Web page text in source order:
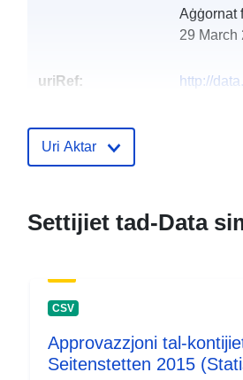
Aġġornat
29 March
uriRef:
http://
Uri Aktar
Settijiet tad-Data
CSV
Approvazzjoni tal-
Seitenstetten 2015